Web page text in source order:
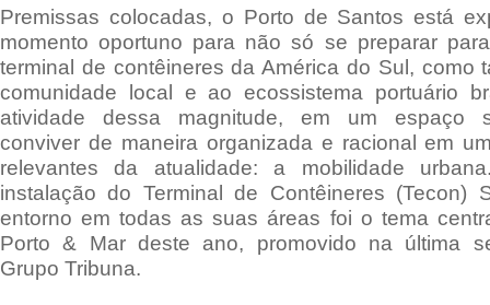
Premissas colocadas, o Porto de Santos está
momento oportuno para não só se preparar
terminal de contêineres da América do Sul, como
comunidade local e ao ecossistema portuário
atividade dessa magnitude, em um espaço
conviver de maneira organizada e racional em
relevantes da atualidade: a mobilidade
instalação do Terminal de Contêineres (Tecon)
entorno em todas as suas áreas foi o tema
Porto & Mar deste ano, promovido na última
Grupo Tribuna.